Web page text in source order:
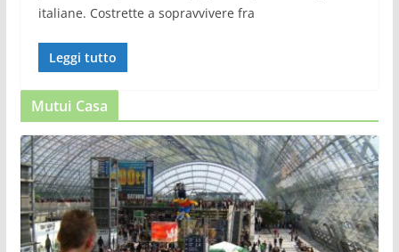
italiane. Costrette a sopravvivere fra
Leggi tutto
Mutui Casa